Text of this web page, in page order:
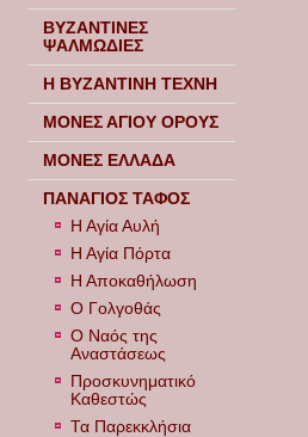
ΒΥΖΑΝΤΙΝΕΣ
ΨΑΛΜΩΔΙΕΣ
Η ΒΥΖΑΝΤΙΝΗ ΤΕΧΝΗ
ΜΟΝΕΣ ΑΓΙΟΥ ΟΡΟΥΣ
ΜΟΝΕΣ ΕΛΛΑΔΑ
ΠΑΝΑΓΙΟΣ ΤΑΦΟΣ
Η Αγία Αυλή
Η Αγία Πόρτα
Η Αποκαθήλωση
Ο Γολγοθάς
Ο Ναός της
Αναστάσεως
Προσκυνηματικό
Καθεστώς
Τα Παρεκκλήσια